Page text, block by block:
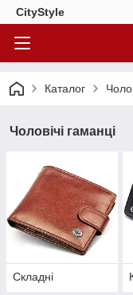
CityStylе
Каталог
Чоловічі гаманці
Складні